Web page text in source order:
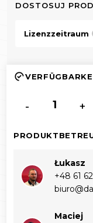
DOSTOSUJ
Lizenzzeitraum
- +
Łukasz
+48 61
Maciej